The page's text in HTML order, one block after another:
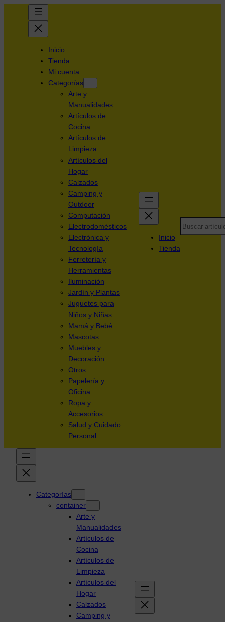
Inicio
Tienda
Mi cuenta
Categorías
Arte y
Manualidades
Artículos de
Cocina
Artículos de
Limpieza
Artículos del
Hogar
Calzados
Camping y
Outdoor
Computación
Electrodomésticos
Electrónica y
Tecnología
Ferretería y
Herramientas
Iluminación
Jardín y Plantas
Juguetes para
Niños y Niñas
Mamá y Bebé
Mascotas
Muebles y
Decoración
Otros
Papelería y
Oficina
Ropa y
Accesorios
Salud y Cuidado
Personal
Inicio
Tienda
Search
Categorías
container
Arte y
Manualidades
Artículos de
Cocina
Artículos de
Limpieza
Artículos del
Hogar
Calzados
Camping y